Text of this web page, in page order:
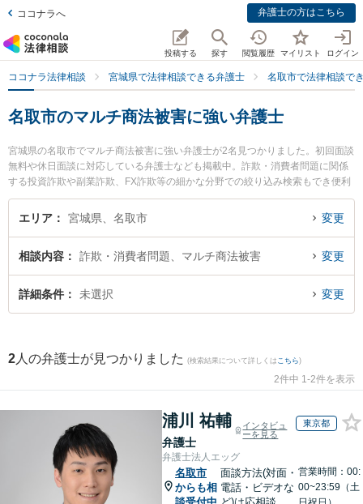
ココナラへ 弁護士の方はこちら
投稿する 探す 閲覧履歴 マイリスト ログイン
ココナラ法律相談 宮城県で法律相談できる弁護士 名取市で法律相談で
名取市のマルチ商法被害に強い弁護士
宮城県の名取市でマルチ商法被害に強い弁護士が2名見つかりました。初回面談
無料や休日面談に対応している弁護士なども掲載中。詐欺・消費者問題に関係
する投資詐欺や副業詐欺、FX詐欺等の細かな分野での絞り込み検索もでき便利
です。特に弁護士法人法律事務所せんだい 名取オフィスの赤桐 仁輔弁護士やし
らとり法律事務所の白鳥 剛臣弁護士のプロフィール情報や弁護士費用、強みな
績豊富な近くの弁護士を検索したい』『初回相談無料でマルチ商法被害を法律
相談できる名取市内の弁護士に相談予約したい』などでお困りの相談者さんに
おすすめです。
エリア 宮城県、名取市 変更
相談内容 詐欺・消費者問題、マルチ商法被害 変更
詳細条件 未選択 変更
2 人の弁護士が見つかりました (検索結果について詳しくは こちら)
2件中 1-2件を表示
浦川 祐輔
弁護士
インタビュ
ーを見る
東京都
弁護士法人エッグ
名取市
からも相
談受付中
面談方法(対面・
電話・ビデオな
ど)は応相談
営業時間：00:
00~23:59（土